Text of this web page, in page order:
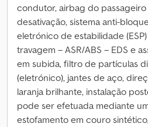
condutor, airbag do
desativação, sistema anti-
eletrónico de estabilidade
travagem – ASR/ABS – EDS e
em subida, filtro de partículas
(eletrónico), jantes de aço,
laranja brilhante, instalação
pode ser efetuada mediante
estofamento em couro